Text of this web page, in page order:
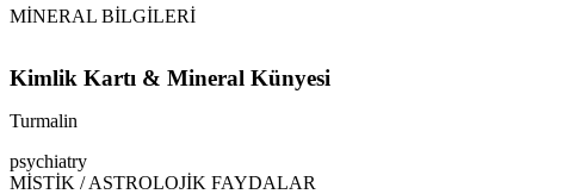
MİNERAL BİLGİLERİ
Kimlik Kartı & Mineral Künyesi
Turmalin
psychiatry
MİSTİK / ASTROLOJİK FAYDALAR